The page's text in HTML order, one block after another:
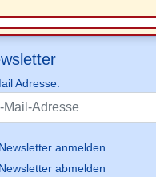
Adresse:
anmelden
abmelden